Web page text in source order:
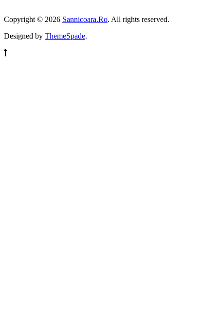
Copyright © 2026 Sannicoara.Ro. All rights reserved.
Designed by ThemeSpade.